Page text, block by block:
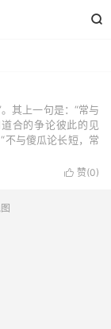

其上一句是：“常与
合的争论彼此的见
不与傻瓜论长短，常
 赞(0)